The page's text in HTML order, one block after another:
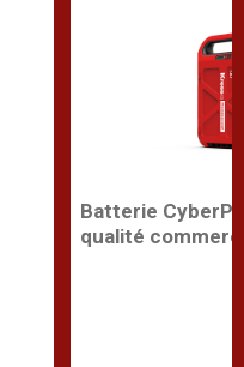
Batterie
qualité